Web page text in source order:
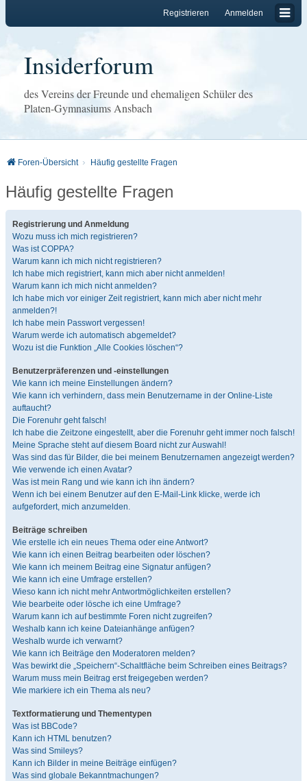
Anmelden
Registrieren
Insiderforum
des Vereins der Freunde und ehemaligen Schüler des
Platen-Gymnasiums Ansbach
Foren-Übersicht Häufig gestellte Fragen
Häufig gestellte Fragen
Registrierung und Anmeldung
Wozu muss ich mich registrieren?
Was ist COPPA?
Warum kann ich mich nicht registrieren?
Ich habe mich registriert, kann mich aber nicht anmelden!
Warum kann ich mich nicht anmelden?
Ich habe mich vor einiger Zeit registriert, kann mich aber nicht mehr
anmelden?!
Ich habe mein Passwort vergessen!
Warum werde ich automatisch abgemeldet?
Wozu ist die Funktion „Alle Cookies löschen“?
Benutzerpräferenzen und -einstellungen
Wie kann ich meine Einstellungen ändern?
Wie kann ich verhindern, dass mein Benutzername in der Online-Liste
auftaucht?
Die Forenuhr geht falsch!
Ich habe die Zeitzone eingestellt, aber die Forenuhr geht immer noch falsch!
Meine Sprache steht auf diesem Board nicht zur Auswahl!
Was sind das für Bilder, die bei meinem Benutzernamen angezeigt werden?
Wie verwende ich einen Avatar?
Was ist mein Rang und wie kann ich ihn ändern?
Wenn ich bei einem Benutzer auf den E-Mail-Link klicke, werde ich
aufgefordert, mich anzumelden.
Beiträge schreiben
Wie erstelle ich ein neues Thema oder eine Antwort?
Wie kann ich einen Beitrag bearbeiten oder löschen?
Wie kann ich meinem Beitrag eine Signatur anfügen?
Wie kann ich eine Umfrage erstellen?
Wieso kann ich nicht mehr Antwortmöglichkeiten erstellen?
Wie bearbeite oder lösche ich eine Umfrage?
Warum kann ich auf bestimmte Foren nicht zugreifen?
Weshalb kann ich keine Dateianhänge anfügen?
Weshalb wurde ich verwarnt?
Wie kann ich Beiträge den Moderatoren melden?
Was bewirkt die „Speichern“-Schaltfläche beim Schreiben eines Beitrags?
Warum muss mein Beitrag erst freigegeben werden?
Wie markiere ich ein Thema als neu?
Textformatierung und Thementypen
Was ist BBCode?
Kann ich HTML benutzen?
Was sind Smileys?
Kann ich Bilder in meine Beiträge einfügen?
Was sind globale Bekanntmachungen?